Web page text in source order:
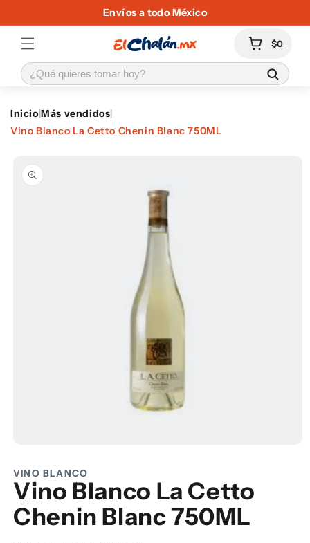
al contenido
Envíos a todo México
Carrito$0
Inicio|Más vendidos
Vino Blanco La Cetto Chenin Blanc 750ML
información
multimedia
1
en
una
ventana
modal
VINO BLANCO
Vino Blanco La Cetto
Chenin Blanc 750ML